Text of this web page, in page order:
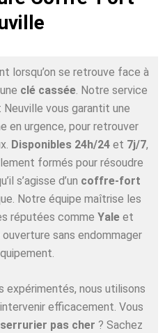
lorsqu’on se retrouve face à
clé cassée. Notre service
vous garantit une
en urgence, pour retrouver
Disponibles 24h/24 et 7j/7,
formés pour résoudre
s’agisse d’un coffre-fort
Notre équipe maîtrise les
réputées comme Yale et
ouverture sans endommager
expérimentés, nous utilisons
efficacement. Vous
serrurier pas cher ? Sachez